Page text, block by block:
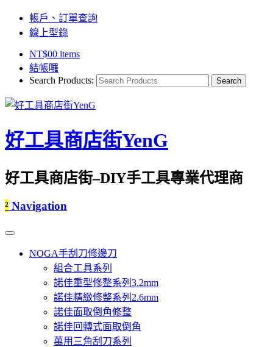
帳戶、訂單查詢
線上型錄
NT$00 items
結帳囉
Search Products:
好工具商店街YenG
好工具商店街–DIY手工具專業代理商
² Navigation
NOGA手刮刀修邊刀
組合工具系列
諾佳重型修整系列3.2mm
諾佳精緻修整系列2.6mm
諾佳面取倒角修整
諾佳回轉式面取倒角
萬用三角刮刀系列